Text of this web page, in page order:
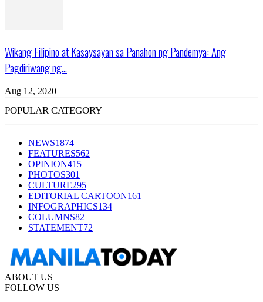
Wikang Filipino at Kasaysayan sa Panahon ng Pandemya: Ang
Pagdiriwang ng...
Aug 12, 2020
POPULAR CATEGORY
NEWS1874
FEATURES562
OPINION415
PHOTOS301
CULTURE295
EDITORIAL CARTOON161
INFOGRAPHICS134
COLUMNS82
STATEMENT72
ABOUT US
FOLLOW US